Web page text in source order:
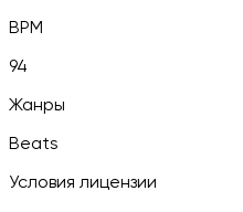
BPM
94
Жанры
Beats
Условия лицензии